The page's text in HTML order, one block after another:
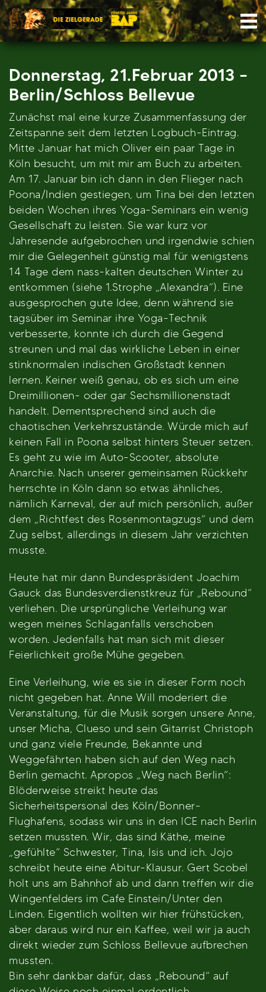
Skip
to
content
Donnerstag, 21.Februar 2013 –
Berlin/Schloss Bellevue
Zunächst mal eine kurze Zusammenfassung der
Zeitspanne seit dem letzten Logbuch-Eintrag.
Mitte Januar hat mich Oliver ein paar Tage in
Köln besucht, um mit mir am Buch zu arbeiten.
Am 17. Januar bin ich dann in den Flieger nach
Poona/Indien gestiegen, um Tina bei den letzten
beiden Wochen ihres Yoga-Seminars ein wenig
Gesellschaft zu leisten. Sie war kurz vor
Jahresende aufgebrochen und irgendwie schien
mir die Gelegenheit günstig mal für wenigstens
14 Tage dem nass-kalten deutschen Winter zu
entkommen (siehe 1.Strophe „Alexandra“). Eine
ausgesprochen gute Idee, denn während sie
tagsüber im Seminar ihre Yoga-Technik
verbesserte, konnte ich durch die Gegend
streunen und mal das wirkliche Leben in einer
stinknormalen indischen Großstadt kennen
lernen. Keiner weiß genau, ob es sich um eine
Dreimillionen- oder gar Sechsmillionenstadt
handelt. Dementsprechend sind auch die
chaotischen Verkehrszustände. Würde mich auf
keinen Fall in Poona selbst hinters Steuer setzen.
Es geht zu wie im Auto-Scooter, absolute
Anarchie. Nach unserer gemeinsamen Rückkehr
herrschte in Köln dann so etwas ähnliches,
nämlich Karneval, der auf mich persönlich, außer
dem „Richtfest des Rosenmontagzugs“ und dem
Zug selbst, allerdings in diesem Jahr verzichten
musste.
Heute hat mir dann Bundespräsident Joachim
Gauck das Bundesverdienstkreuz für „Rebound“
verliehen. Die ursprüngliche Verleihung war
wegen meines Schlaganfalls verschoben
worden. Jedenfalls hat man sich mit dieser
Feierlichkeit große Mühe gegeben.
Eine Verleihung, wie es sie in dieser Form noch
nicht gegeben hat. Anne Will moderiert die
Veranstaltung, für die Musik sorgen unsere Anne,
unser Micha, Clueso und sein Gitarrist Christoph
und ganz viele Freunde, Bekannte und
Weggefährten haben sich auf den Weg nach
Berlin gemacht. Apropos „Weg nach Berlin“:
Blöderweise streikt heute das
Sicherheitspersonal des Köln/Bonner-
Flughafens, sodass wir uns in den ICE nach Berlin
setzen mussten. Wir, das sind Käthe, meine
„gefühlte“ Schwester, Tina, Isis und ich. Jojo
schreibt heute eine Abitur-Klausur. Gert Scobel
holt uns am Bahnhof ab und dann treffen wir die
Wingenfelders im Cafe Einstein/Unter den
Linden. Eigentlich wollten wir hier frühstücken,
aber daraus wird nur ein Kaffee, weil wir ja auch
direkt wieder zum Schloss Bellevue aufbrechen
mussten.
Bin sehr dankbar dafür, dass „Rebound“ auf